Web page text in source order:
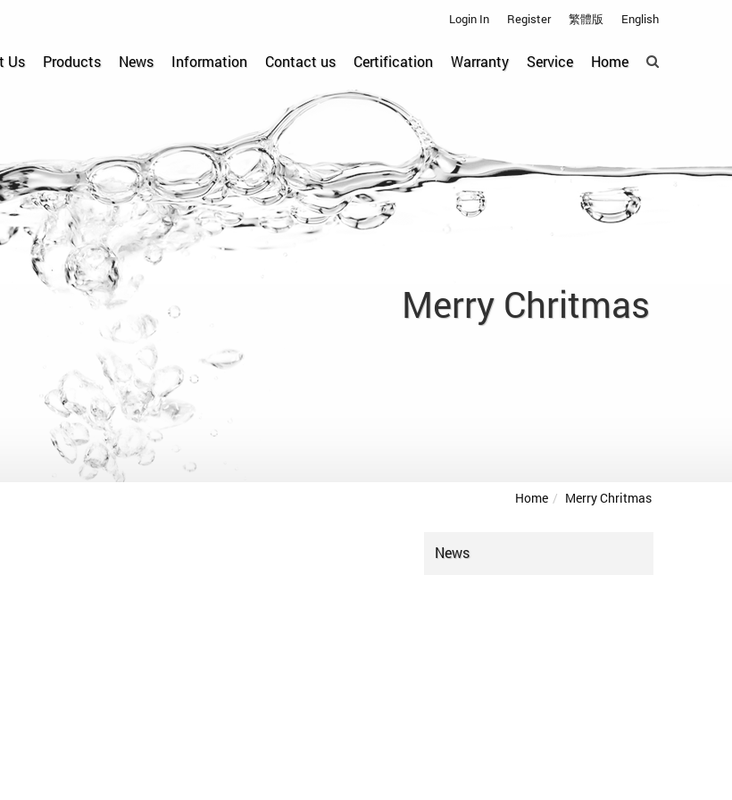
繁體版 English
Login In Register
Us Products News Information Contact us Certification Warranty Service Home
Merry Chritmas
Home Merry Chritmas
News